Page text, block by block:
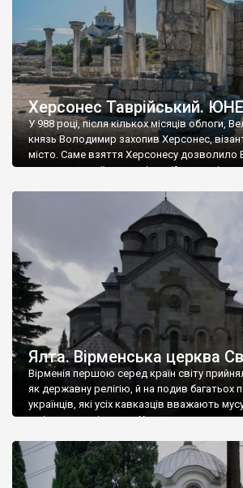
Херсонес Таврійський.
У 988 році, після кількох місяців облоги,
князь Володимир захопив Херсонес,
місто. Саме взяття Херсонесу дозволило
диктувати свої умови візантійському
Херсонесі Володимир-язичник, став
А потім було Хрещення Русі. На честь
Ялта. Вірменська церква
Вірменія першою серед країн світу
як державну релігію, й на подив багатьох
українців, які усіх кавказців вважають
є відданими вірянами Христа